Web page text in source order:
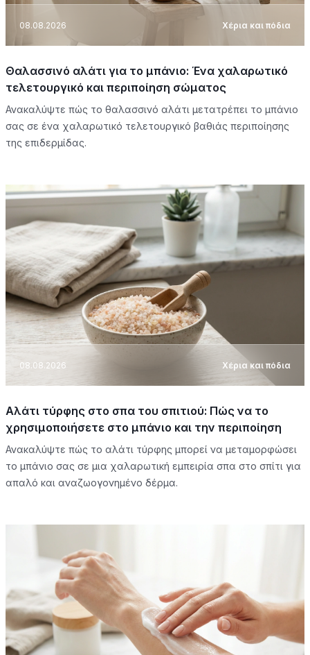
08.08.2026 Χέρια και πόδια
Θαλασσινό αλάτι για το μπάνιο: Ένα χαλαρωτικό
τελετουργικό και περιποίηση σώματος
Ανακαλύψτε πώς το θαλασσινό αλάτι μετατρέπει το μπάνιο
σας σε ένα χαλαρωτικό τελετουργικό βαθιάς περιποίησης
της επιδερμίδας.
08.08.2026 Χέρια και πόδια
Αλάτι τύρφης στο σπα του σπιτιού: Πώς να το
χρησιμοποιήσετε στο μπάνιο και την περιποίηση
Ανακαλύψτε πώς το αλάτι τύρφης μπορεί να μεταμορφώσει
το μπάνιο σας σε μια χαλαρωτική εμπειρία σπα στο σπίτι για
απαλό και αναζωογονημένο δέρμα.